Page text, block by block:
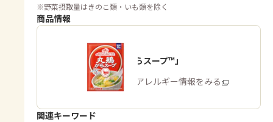
※野菜摂取量はきのこ類・いも類を除く
商品情報
「丸鶏がらスープ™」
商品・アレルギー情報をみる
関連キーワード